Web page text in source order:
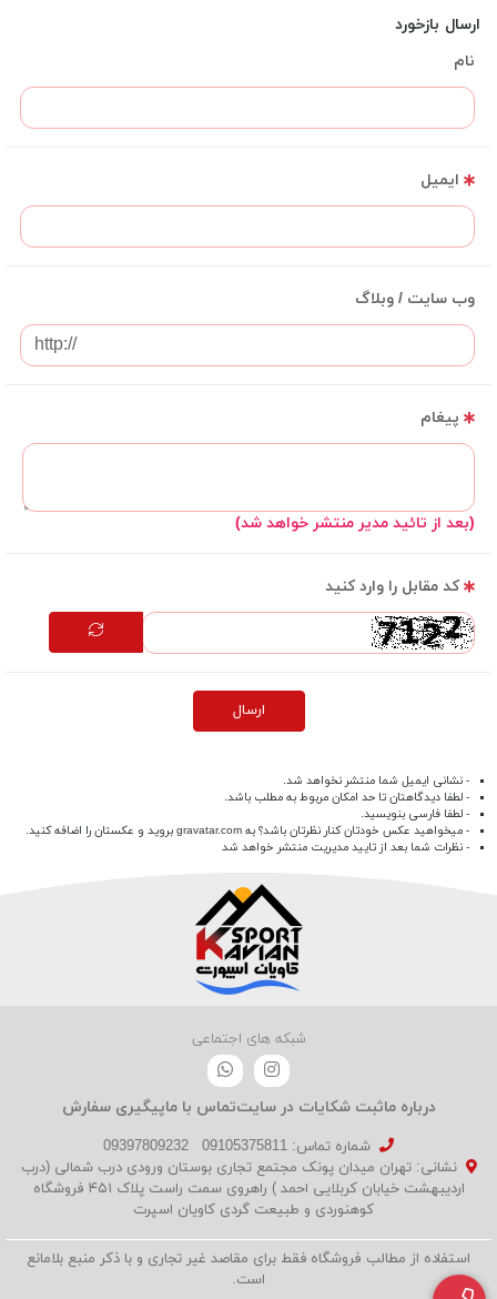
ارسال بازخورد
نام
ایمیل
وب سایت / وبلاگ
پیغام
(بعد از تائید مدیر منتشر خواهد شد)
کد مقابل را وارد کنید
ارسال
- نشانی ایمیل شما منتشر نخواهد شد.
- لطفا دیدگاهتان تا حد امکان مربوط به مطلب باشد.
- لطفا فارسی بنویسید.
- میخواهید عکس خودتان کنار نظرتان باشد؟ به gravatar.com بروید و عکستان را اضافه کنید.
- نظرات شما بعد از تایید مدیریت منتشر خواهد شد
شبکه های اجتماعی
درباره ماثبت شکایات در سایتتماس با ماپیگیری سفارش
شماره تماس‌: 09105375811
09397809232
نشانی: تهران میدان پونک مجتمع تجاری بوستان ورودی درب شمالی (درب
اردیبهشت خیابان کربلایی احمد ) راهروی سمت راست پلاک ۴۵۱ فروشگاه
کوهنوردی و طبیعت گردی کاویان اسپرت
استفاده از مطالب فروشگاه فقط برای مقاصد غیر تجاری و با ذکر منبع بلامانع
است.